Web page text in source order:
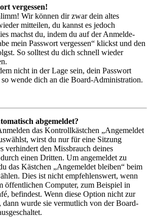
vergessen!
Wir können dir zwar dein altes
mitteilen, du kannst es jedoch
machst du, indem du auf der Anmelde-
mein Passwort vergessen“ klickst und den
So solltest du dich schnell wieder
nicht in der Lage sein, dein Passwort
so wende dich an die Board-Administration.
abgemeldet?
das Kontrollkästchen „Angemeldet
wirst du nur für eine Sitzung
verhindert den Missbrauch deines
einen Dritten. Um angemeldet zu
das Kästchen „Angemeldet bleiben“ beim
Dies ist nicht empfehlenswert, wenn
öffentlichen Computer, zum Beispiel in
befindest. Wenn diese Option nicht zur
dann wurde sie vermutlich von der Board-